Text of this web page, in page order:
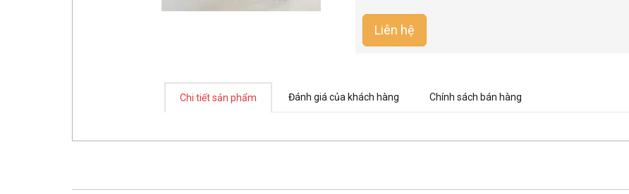
Liên hệ
Chi tiết sản phẩm Đánh giá của khách hàng Chính sách bán hàng